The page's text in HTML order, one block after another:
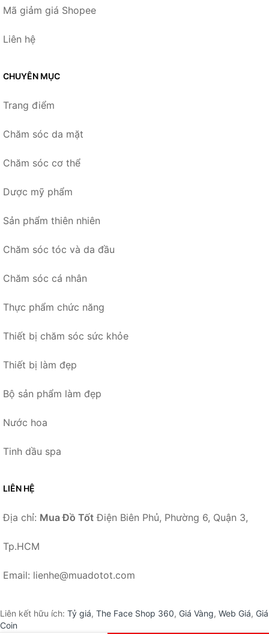
Mã giảm giá Shopee
Liên hệ
CHUYÊN MỤC
Trang điểm
Chăm sóc da mặt
Chăm sóc cơ thể
Dược mỹ phẩm
Sản phẩm thiên nhiên
Chăm sóc tóc và da đầu
Chăm sóc cá nhân
Thực phẩm chức năng
Thiết bị chăm sóc sức khỏe
Thiết bị làm đẹp
Bộ sản phẩm làm đẹp
Nước hoa
Tinh dầu spa
LIÊN HỆ
Địa chỉ: Mua Đồ Tốt Điện Biên Phủ, Phường 6, Quận 3,
Tp.HCM
Email: lienhe@muadotot.com
Liên kết hữu ích: Tỷ giá, The Face Shop 360, Giá Vàng, Web Giá, Giá
Coin